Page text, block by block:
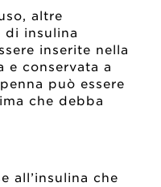
altre
di insulina
inserite nella
e conservata a
può essere
che debba
all’insulina che